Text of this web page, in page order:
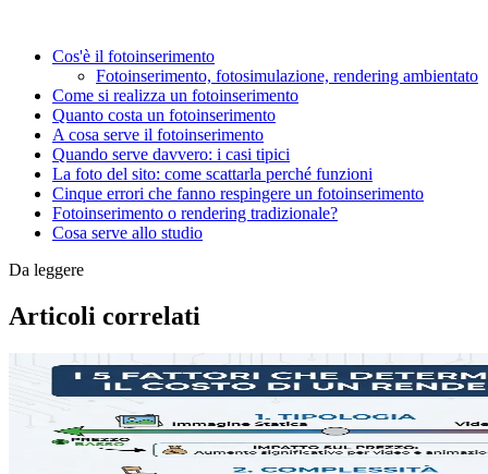
Cos'è il fotoinserimento
Fotoinserimento, fotosimulazione, rendering ambientato
Come si realizza un fotoinserimento
Quanto costa un fotoinserimento
A cosa serve il fotoinserimento
Quando serve davvero: i casi tipici
La foto del sito: come scattarla perché funzioni
Cinque errori che fanno respingere un fotoinserimento
Fotoinserimento o rendering tradizionale?
Cosa serve allo studio
Da leggere
Articoli correlati